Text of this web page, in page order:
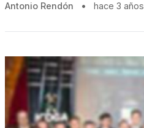
Antonio Rendón • hace 3 años